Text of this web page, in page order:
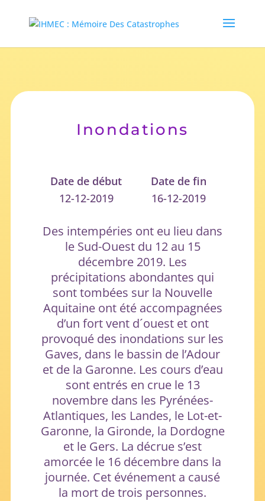
Inondations
Date de début
12-12-2019
Date de fin
16-12-2019
Des intempéries ont eu lieu dans
le Sud-Ouest du 12 au 15
décembre 2019. Les
précipitations abondantes qui
sont tombées sur la Nouvelle
Aquitaine ont été accompagnées
d’un fort vent d´ouest et ont
provoqué des inondations sur les
Gaves, dans le bassin de l’Adour
et de la Garonne. Les cours d’eau
sont entrés en crue le 13
novembre dans les Pyrénées-
Atlantiques, les Landes, le Lot-et-
Garonne, la Gironde, la Dordogne
et le Gers. La décrue s’est
amorcée le 16 décembre dans la
journée. Cet événement a causé
la mort de trois personnes.